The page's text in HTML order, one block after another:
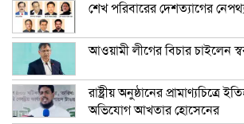
শেখ পরিবারের দেশত্যাগের
আওয়ামী লীগের বিচার চাইলেন
রাষ্ট্রীয় অনুষ্ঠানের প্রামাণ্যচিত্রে
অভিযোগ আখতার হোসেনের